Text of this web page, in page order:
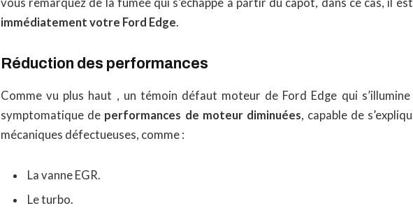
vous remarquez de la fumée qui s’échappe à partir du capot, dans ce cas, il
immédiatement votre Ford Edge.
Réduction des performances
Comme vu plus haut , un témoin défaut moteur de Ford Edge qui
symptomatique de performances de moteur diminuées, capable de
mécaniques défectueuses, comme :
La vanne EGR.
Le turbo.